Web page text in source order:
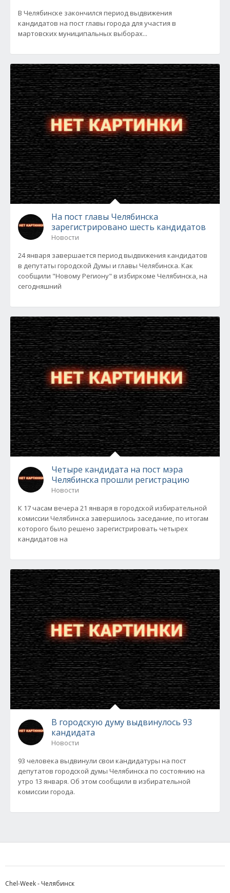
В Челябинске закончился период выдвижения
кандидатов на пост главы города для участия в
мартовских муниципальных выборах...
На пост главы Челябинска
зарегистрировано шесть кандидатов
Новости
24 января завершается период выдвижения кандидатов
в депутаты городской Думы и главы Челябинска. Как
сообщили "Новому Региону" в избиркоме Челябинска, на
сегодняшний
Четыре кандидата на пост мэра
Челябинска прошли регистрацию
Новости
К 17 часам вечера 21 января в городской избирательной
комиссии Челябинска завершилось заседание, по итогам
которого было решено зарегистрировать четырех
кандидатов на
В городскую думу выдвинулось 93
кандидата
Новости
93 человека выдвинули свои кандидатуры на пост
депутатов городской думы Челябинска по состоянию на
утро 13 января. Об этом сообщили в избирательной
комиссии города.
Chel-Week - Челябинск